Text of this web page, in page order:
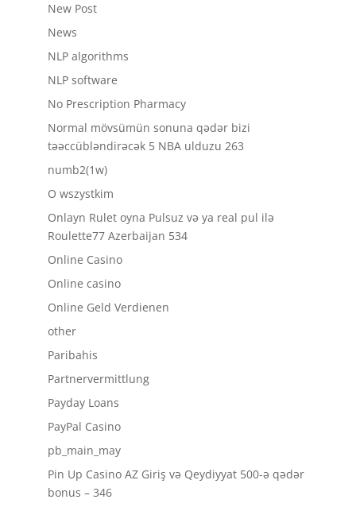
New Post
News
NLP algorithms
NLP software
No Prescription Pharmacy
Normal mövsümün sonuna qədər bizi
təəccübləndirəcək 5 NBA ulduzu 263
numb2(1w)
O wszystkim
Onlayn Rulet oyna Pulsuz və ya real pul ilə
Roulette77 Azerbaijan 534
Online Casino
Online casino
Online Geld Verdienen
other
Paribahis
Partnervermittlung
Payday Loans
PayPal Casino
pb_main_may
Pin Up Casino AZ Giriş və Qeydiyyat 500-ə qədər
bonus – 346